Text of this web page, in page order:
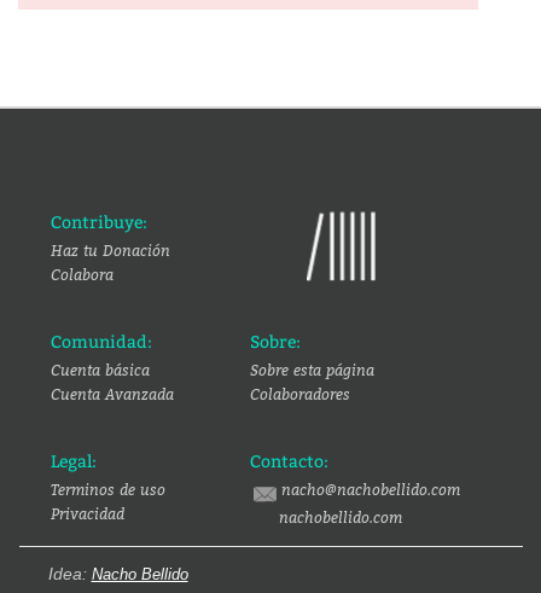
Contribuye:
Haz tu Donación
Colabora
Comunidad:
Cuenta básica
Cuenta Avanzada
Sobre:
Sobre esta página
Colaboradores
Legal:
Terminos de uso
Privacidad
Contacto:
nacho@nachobellido.com
nachobellido.com
Idea: Nacho Bellido